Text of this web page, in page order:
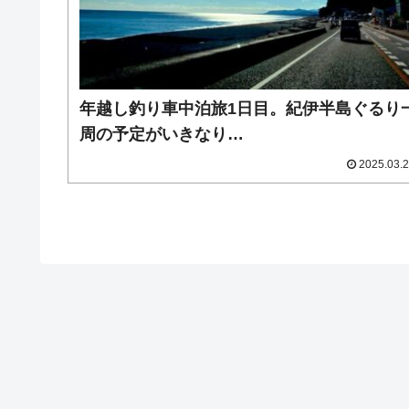
年越し釣り車中泊旅1日目。紀伊半島ぐるり
周の予定がいきなり…